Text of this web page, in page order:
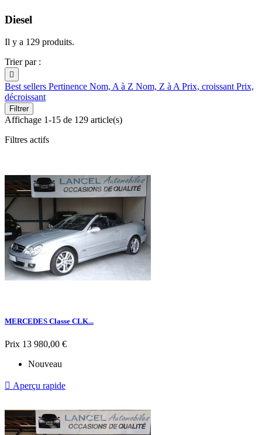
Diesel
Il y a 129 produits.
Trier par :

Best sellers Pertinence Nom, A à Z Nom, Z à A Prix, croissant Prix,
décroissant
Filtrer
Affichage 1-15 de 129 article(s)
Filtres actifs
MERCEDES Classe CLK...
Prix 13 980,00 €
Nouveau
 Aperçu rapide